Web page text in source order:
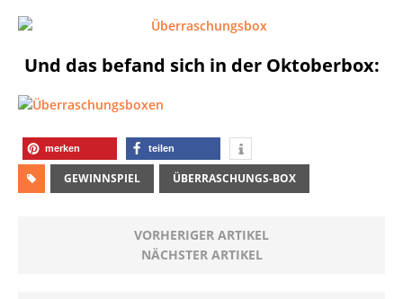
Und das befand sich in der Oktoberbox:
merken teilen
GEWINNSPIEL ÜBERRASCHUNGS-BOX
VORHERIGER ARTIKEL
NÄCHSTER ARTIKEL